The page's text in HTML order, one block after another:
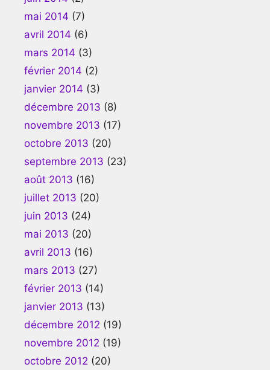
mai 2014 (7)
avril 2014 (6)
mars 2014 (3)
février 2014 (2)
janvier 2014 (3)
décembre 2013 (8)
novembre 2013 (17)
octobre 2013 (20)
septembre 2013 (23)
août 2013 (16)
juillet 2013 (20)
juin 2013 (24)
mai 2013 (20)
avril 2013 (16)
mars 2013 (27)
février 2013 (14)
janvier 2013 (13)
décembre 2012 (19)
novembre 2012 (19)
octobre 2012 (20)